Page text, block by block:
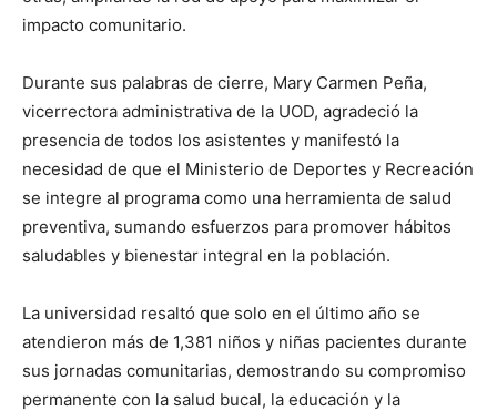
impacto comunitario.
Durante sus palabras de cierre, Mary Carmen Peña,
vicerrectora administrativa de la UOD, agradeció la
presencia de todos los asistentes y manifestó la
necesidad de que el Ministerio de Deportes y Recreación
se integre al programa como una herramienta de salud
preventiva, sumando esfuerzos para promover hábitos
saludables y bienestar integral en la población.
La universidad resaltó que solo en el último año se
atendieron más de 1,381 niños y niñas pacientes durante
sus jornadas comunitarias, demostrando su compromiso
permanente con la salud bucal, la educación y la